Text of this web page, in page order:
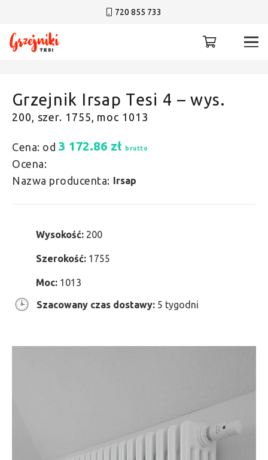
720 855 733
Grzejnik Irsap Tesi 4 – wys.
200, szer. 1755, moc 1013
Cena: od 3 172.86 zł brutto
Ocena:
Nazwa producenta: Irsap
Wysokość: 200
Szerokość: 1755
Moc: 1013
Szacowany czas dostawy: 5 tygodni